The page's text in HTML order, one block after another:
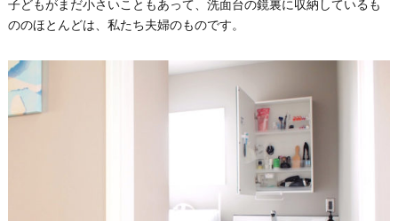
子どもがまだ小さいこともあって、洗面台の鏡裏に収納しているも
ののほとんどは、私たち夫婦のものです。